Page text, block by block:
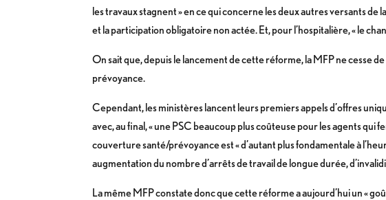
les travaux stagnent » en ce qui concerne les deux autres versants
et la participation obligatoire non actée. Et, pour l’hospitalière, « le
On sait que, depuis le lancement de cette réforme, la MFP ne cesse
prévoyance.
Cependant, les ministères lancent leurs premiers appels d’offres
avec, au final, « une PSC beaucoup plus coûteuse pour les agents qui
couverture santé/prévoyance est « d’autant plus fondamentale à
augmentation du nombre d’arrêts de travail de longue durée,
La même MFP constate donc que cette réforme a aujourd’hui un «